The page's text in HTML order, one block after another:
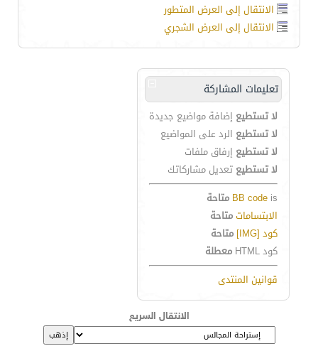
الانتقال إلى العرض المتطور
الانتقال إلى العرض الشجري
تعليمات المشاركة
لا تستطيع إضافة مواضيع جديدة
لا تستطيع الرد على المواضيع
لا تستطيع إرفاق ملفات
لا تستطيع تعديل مشاركاتك
BB code is
متاحة
الابتساماتمتاحة
كود [IMG]
متاحة
كود HTML
معطلة
قوانين المنتدى
الانتقال السريع